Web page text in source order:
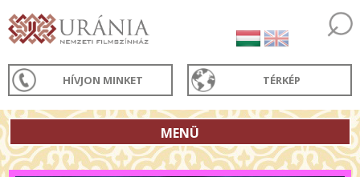
HÍVJON MINKET TÉRKÉP
MENÜ